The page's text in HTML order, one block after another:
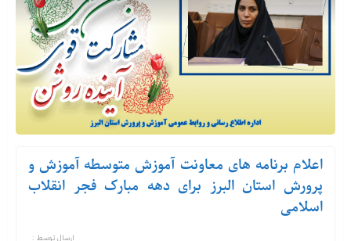
اعلام برنامه های معاونت آموزش متوسطه آموزش و
پرورش استان البرز برای دهه مبارک فجر انقلاب
اسلامی
ارسال توسط :